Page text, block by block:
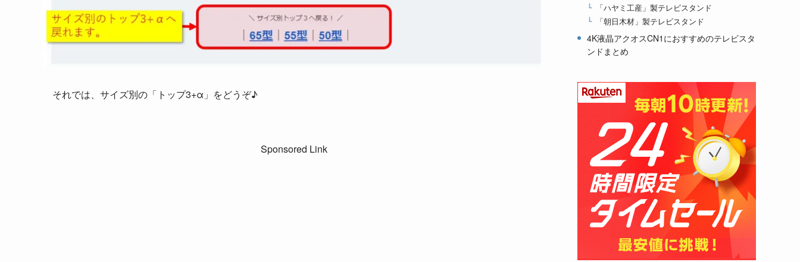
それでは、サイズ別の「トップ3+α」をどうぞ♪
Sponsored Link
「ハヤミ工産」製テレビスタンド
「朝日木材」製テレビスタンド
4K液晶アクオスCN1におすすめのテレビスタ
ンドまとめ